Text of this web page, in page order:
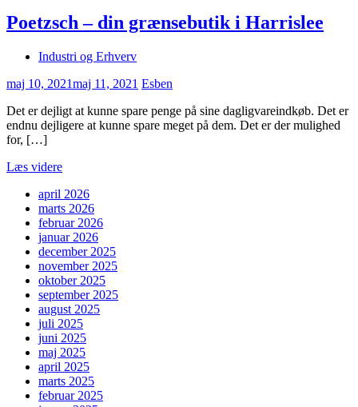
Poetzsch – din grænsebutik i Harrislee
Industri og Erhverv
maj 10, 2021maj 11, 2021 Esben
Det er dejligt at kunne spare penge på sine dagligvareindkøb. Det er
endnu dejligere at kunne spare meget på dem. Det er der mulighed
for, […]
Læs videre
april 2026
marts 2026
februar 2026
januar 2026
december 2025
november 2025
oktober 2025
september 2025
august 2025
juli 2025
juni 2025
maj 2025
april 2025
marts 2025
februar 2025